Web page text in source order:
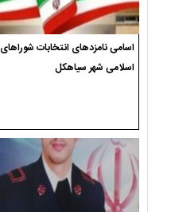
اسامی نامزدهای انتخابات شوراهای
اسلامی شهر سیاهکل